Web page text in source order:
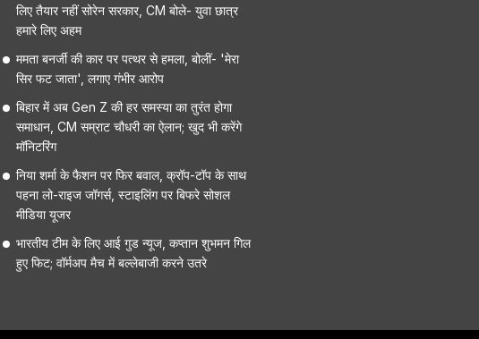
लिए तैयार नहीं सोरेन सरकार, CM बोले- युवा छात्र
हमारे लिए अहम
ममता बनर्जी की कार पर पत्थर से हमला, बोलीं- 'मेरा
सिर फट जाता', लगाए गंभीर आरोप
बिहार में अब Gen Z की हर समस्या का तुरंत होगा
समाधान, CM सम्राट चौधरी का ऐलान; खुद भी करेंगे
मॉनिटरिंग
निया शर्मा के फैशन पर फिर बवाल, क्रॉप-टॉप के साथ
पहना लो-राइज जॉगर्स, स्टाइलिंग पर बिफरे सोशल
मीडिया यूजर
भारतीय टीम के लिए आई गुड न्यूज, कप्तान शुभमन गिल
हुए फिट; वॉर्मअप मैच में बल्लेबाजी करने उतरे